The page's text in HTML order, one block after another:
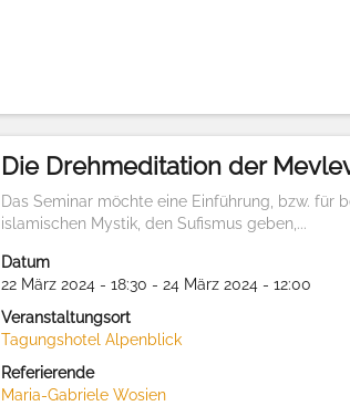
Die Drehmeditation der
Das Seminar möchte eine Einführung, bzw.
islamischen Mystik, den Sufismus geben,...
Datum
22 März 2024 - 18:30 - 24 März 2024 - 12:00
Veranstaltungsort
Tagungshotel Alpenblick
Referierende
Maria-Gabriele Wosien